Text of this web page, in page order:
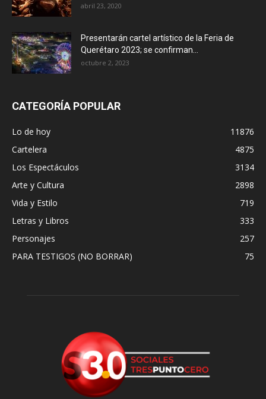
abril 23, 2020
Presentarán cartel artístico de la Feria de
Querétaro 2023; se confirman...
octubre 2, 2023
CATEGORÍA POPULAR
Lo de hoy
11876
Cartelera
4875
Los Espectáculos
3134
Arte y Cultura
2898
Vida y Estilo
719
Letras y Libros
333
Personajes
257
PARA TESTIGOS (NO BORRAR)
75